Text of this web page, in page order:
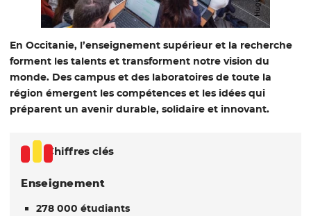
En Occitanie, l’enseignement supérieur et la recherche
forment les talents et transforment notre vision du
monde. Des campus et des laboratoires de toute la
région émergent les compétences et les idées qui
préparent un avenir durable, solidaire et innovant.
Chiffres clés
Enseignement
278 000 étudiants